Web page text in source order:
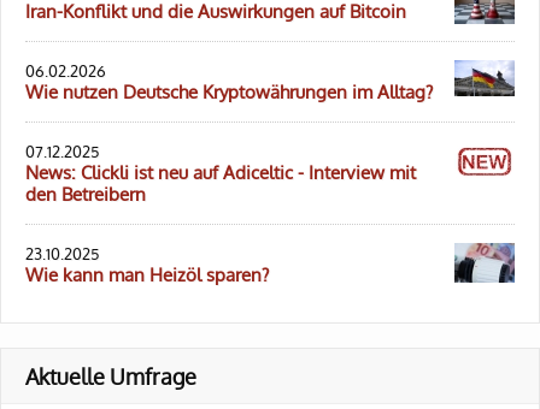
Iran-Konflikt und die Auswirkungen auf Bitcoin
06.02.2026
Wie nutzen Deutsche Kryptowährungen im Alltag?
07.12.2025
News: Clickli ist neu auf Adiceltic - Interview mit
den Betreibern
23.10.2025
Wie kann man Heizöl sparen?
Aktuelle Umfrage